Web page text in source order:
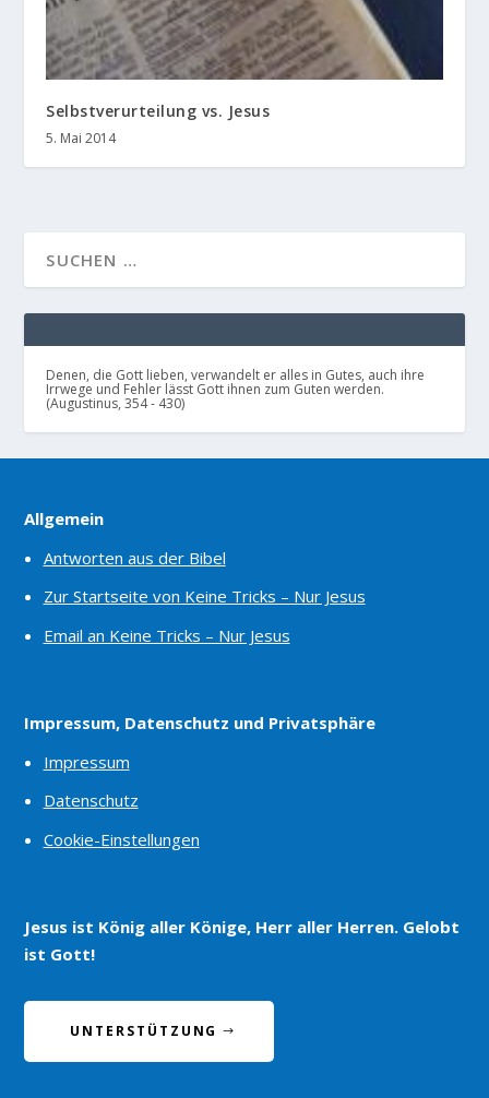
Selbstverurteilung vs. Jesus
5. Mai 2014
Denen, die Gott lieben, verwandelt er alles in Gutes, auch ihre
Irrwege und Fehler lässt Gott ihnen zum Guten werden.
(Augustinus, 354 - 430)
Allgemein
Antworten aus der Bibel
Zur Startseite von Keine Tricks – Nur Jesus
Email an Keine Tricks – Nur Jesus
Impressum, Datenschutz und Privatsphäre
Impressum
Datenschutz
Cookie-Einstellungen
Jesus ist König aller Könige, Herr aller Herren. Gelobt
ist Gott!
UNTERSTÜTZUNG